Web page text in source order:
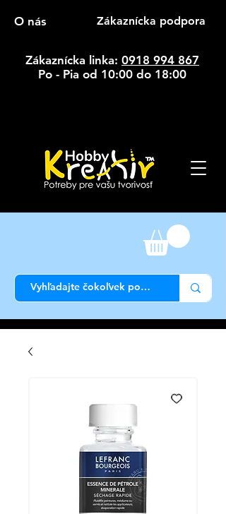
O nás Zákaznícka podpora
Zákaznícka linka: 0918 994 867
Po - Pia od 10:00 do 18:00